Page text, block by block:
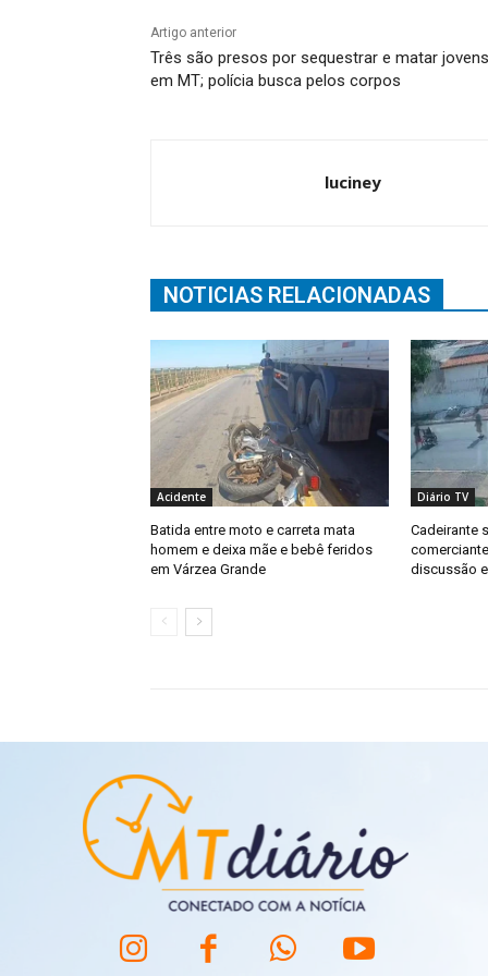
Artigo anterior
Três são presos por sequestrar e matar jovens
em MT; polícia busca pelos corpos
luciney
NOTICIAS RELACIONADAS
Acidente
Batida entre moto e carreta mata
homem e deixa mãe e bebê feridos
em Várzea Grande
Diário TV
Cadeirante
discussão